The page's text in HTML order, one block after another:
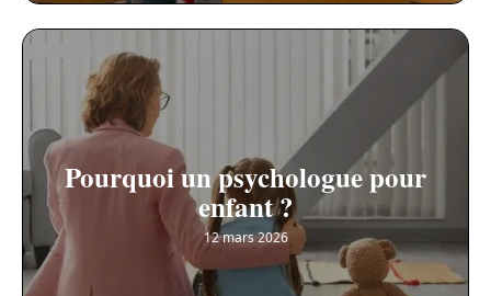
Pourquoi un psychologue pour
enfant ?
12 mars 2026